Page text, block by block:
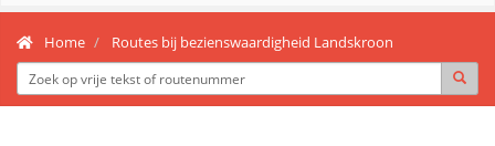
Home Routes bij bezienswaardigheid Landskroon